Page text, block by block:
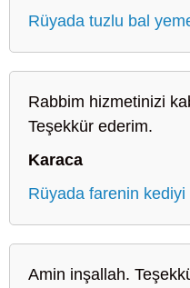
Rüyada tuzlu bal
Rabbim hizmetinizi
Teşekkür ederim.
Karaca
Rüyada farenin kediyi
Amin inşallah.